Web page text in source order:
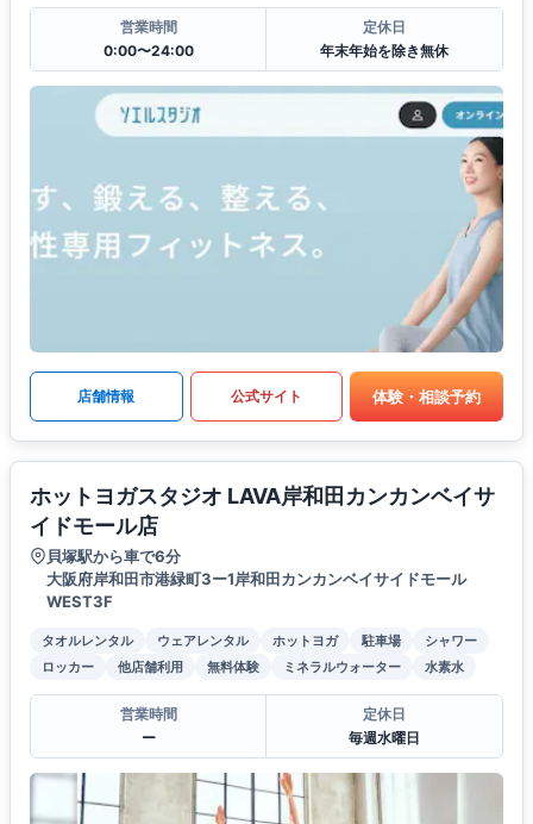
営業時間
0:00〜24:00
定休日
年末年始を除き無休
店舗情報 公式サイト 体験・相談予約
ホットヨガスタジオ LAVA岸和田カンカンベイサ
イドモール店
貝塚駅から車で6分
大阪府岸和田市港緑町3ー1岸和田カンカンベイサイドモール
WEST3F
タオルレンタル ウェアレンタル ホットヨガ 駐車場
シャワー
ロッカー
他店舗利用 無料体験 ミネラルウォーター 水素水
営業時間
ー
定休日
毎週水曜日